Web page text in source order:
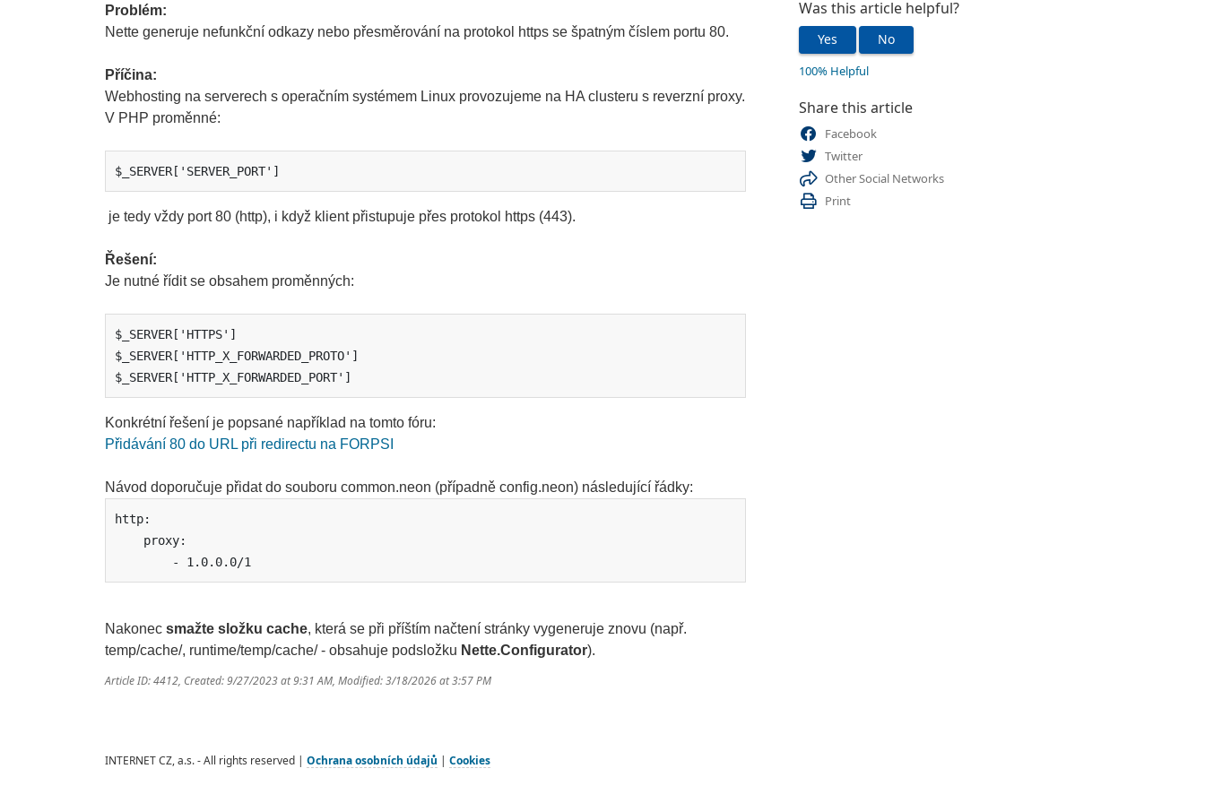
Problém:
Nette generuje nefunkční odkazy nebo přesměrování na protokol https se špatným číslem portu 80.
Příčina:
Webhosting na serverech s operačním systémem Linux provozujeme na HA clusteru s reverzní proxy.
V PHP proměnné:
$_SERVER['SERVER_PORT']
je tedy vždy port 80 (http), i když klient přistupuje přes protokol https (443).
Řešení:
Je nutné řídit se obsahem proměnných:
$_SERVER['HTTPS']
$_SERVER['HTTP_X_FORWARDED_PROTO']
$_SERVER['HTTP_X_FORWARDED_PORT']
Konkrétní řešení je popsané například na tomto fóru:
Přidávání 80 do URL při redirectu na FORPSI
Návod doporučuje přidat do souboru common.neon (případně config.neon) následující řádky:
http:
proxy:
- 1.0.0.0/1
Nakonec smažte složku cache, která se při příštím načtení stránky vygeneruje znovu (např.
temp/cache/, runtime/temp/cache/ - obsahuje podsložku Nette.Configurator).
Article ID: 4412, Created: 9/27/2023 at 9:31 AM, Modified: 3/18/2026 at 3:57 PM
Was this article helpful?
Yes No
100% Helpful
Share this article
Facebook
Twitter
Other Social Networks
Print
INTERNET CZ, a.s. - All rights reserved | Ochrana osobních údajů Cookies